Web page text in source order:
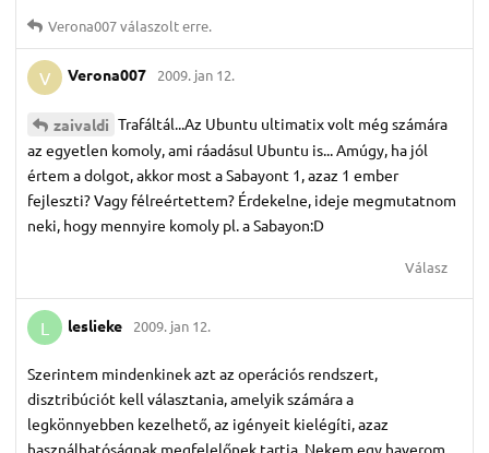
Verona007válaszolt erre.
V Verona007 2009. jan 12.
zaivaldi Trafáltál...Az Ubuntu ultimatix volt még számára
az egyetlen komoly, ami ráadásul Ubuntu is... Amúgy, ha jól
értem a dolgot, akkor most a Sabayont 1, azaz 1 ember
fejleszti? Vagy félreértettem? Érdekelne, ideje megmutatnom
neki, hogy mennyire komoly pl. a Sabayon:D
Válasz
L leslieke 2009. jan 12.
Szerintem mindenkinek azt az operációs rendszert,
disztribúciót kell választania, amelyik számára a
legkönnyebben kezelhető, az igényeit kielégíti, azaz
használhatóságnak megfelelőnek tartja. Nekem egy haverom